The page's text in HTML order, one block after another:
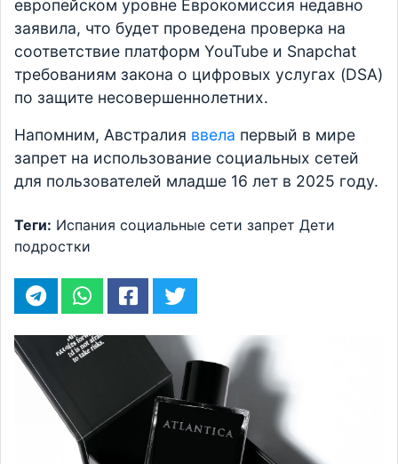
европейском уровне Еврокомиссия недавно
заявила, что будет проведена проверка на
соответствие платформ YouTube и Snapchat
требованиям закона о цифровых услугах (DSA)
по защите несовершеннолетних.
Напомним, Австралия ввела первый в мире
запрет на использование социальных сетей
для пользователей младше 16 лет в 2025 году.
Теги: Испания социальные сети запрет Дети
подростки